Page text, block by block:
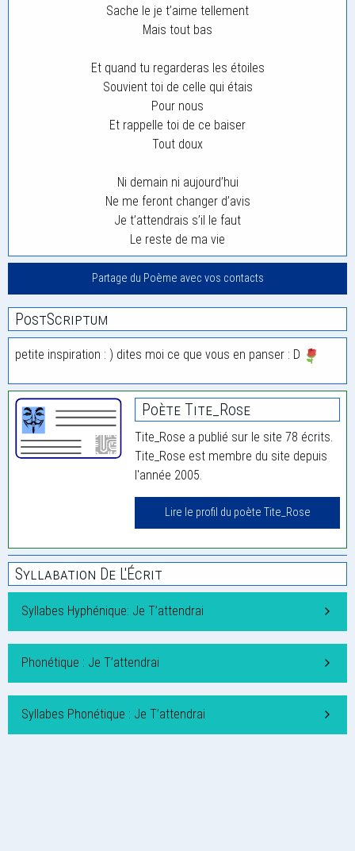
Sache le je t’aime tellement
Mais tout bas
Et quand tu regarderas les étoiles
Souvient toi de celle qui étais
Pour nous
Et rappelle toi de ce baiser
Tout doux
Ni demain ni aujourd’hui
Ne me feront changer d’avis
Je t’attendrais s’il le faut
Le reste de ma vie
Partage du Poème avec vos contacts
PostScriptum
petite inspiration : ) dites moi ce que vous en panser : D
Poète Tite_Rose
Tite_Rose a publié sur le site 78 écrits.
Tite_Rose est membre du site depuis
l'année 2005.
Lire le profil du poète Tite_Rose
Syllabation De L'Écrit
Syllabes Hyphénique: Je T’attendrai
Phonétique : Je T’attendrai
Syllabes Phonétique : Je T’attendrai